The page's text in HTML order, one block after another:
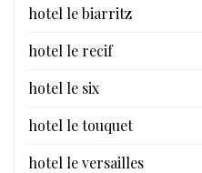
hotel le biarritz
hotel le recif
hotel le six
hotel le touquet
hotel le versailles